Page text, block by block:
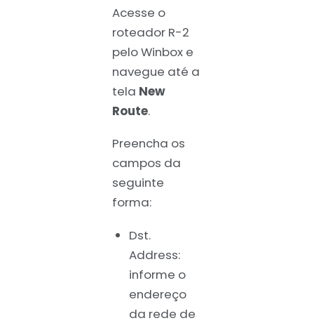
Acesse o
roteador R-2
pelo Winbox e
navegue até a
tela New
Route.
Preencha os
campos da
seguinte
forma:
Dst.
Address:
informe o
endereço
da rede de